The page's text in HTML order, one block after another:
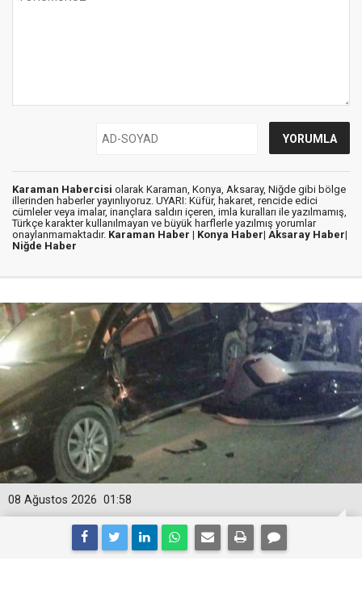
Karaman Habercisi olarak Karaman, Konya, Aksaray, Niğde gibi bölge
illerinden haberler yayınlıyoruz. UYARI: Küfür, hakaret, rencide edici
cümleler veya imalar, inançlara saldırı içeren, imla kuralları ile yazılmamış,
Türkçe karakter kullanılmayan ve büyük harflerle yazılmış yorumlar
onaylanmamaktadır. Karaman Haber | Konya Haber| Aksaray Haber|
Niğde Haber
01:58
08 Ağustos 2026